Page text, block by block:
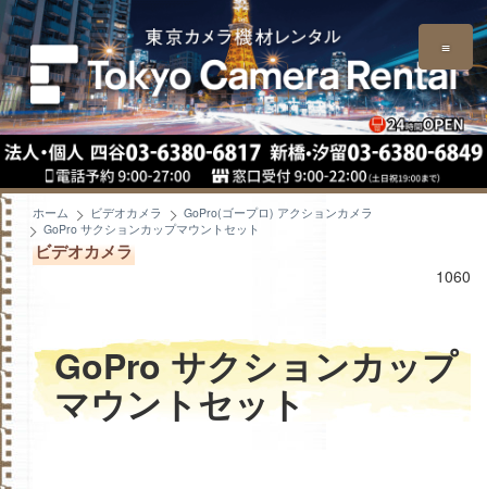
≡
ホーム ビデオカメラ
GoPro(ゴープロ) アクションカメラ
GoPro サクションカップマウントセット
ビデオカメラ
1060
GoPro サクションカップ
マウントセット